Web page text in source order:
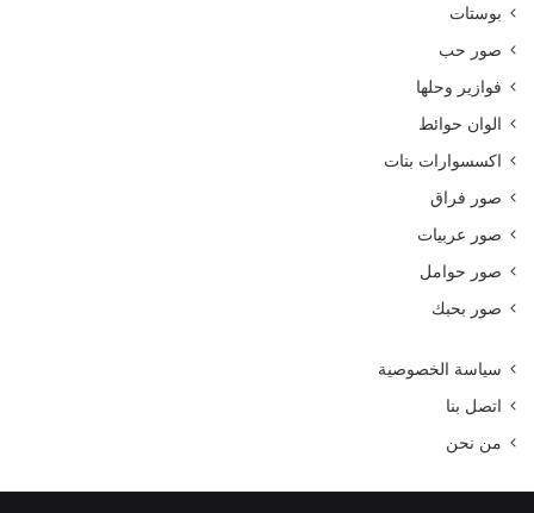
بوستات
صور حب
فوازير وحلها
الوان حوائط
اكسسوارات بنات
صور فراق
صور عربيات
صور حوامل
صور بحبك
سياسة الخصوصية
اتصل بنا
من نحن